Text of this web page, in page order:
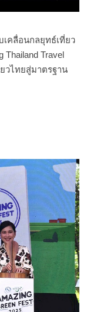
เคลื่อนกลยุทธ์เที่ยว
Travel
วไทยสู่มาตรฐาน